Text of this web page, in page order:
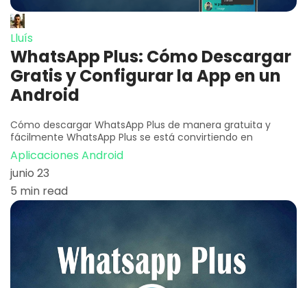
Lluís
WhatsApp Plus: Cómo Descargar
Gratis y Configurar la App en un
Android
Cómo descargar WhatsApp Plus de manera gratuita y
fácilmente WhatsApp Plus se está convirtiendo en
Aplicaciones Android
junio 23
5 min read